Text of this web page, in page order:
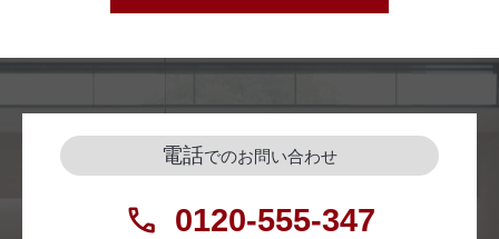
電話でのお問い合わせ
0120-555-347